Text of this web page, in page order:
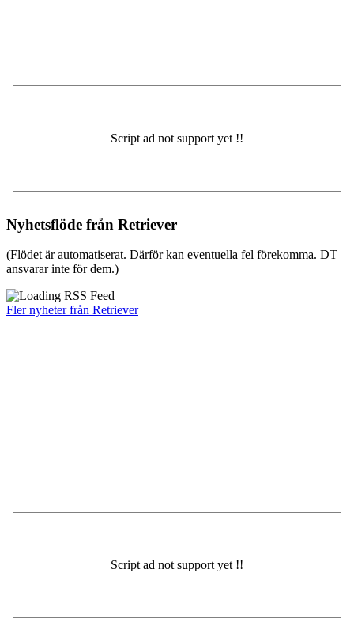
Nyhetsflöde från Retriever
(Flödet är automatiserat. Därför kan eventuella fel förekomma. DT
ansvarar inte för dem.)
Fler nyheter från Retriever